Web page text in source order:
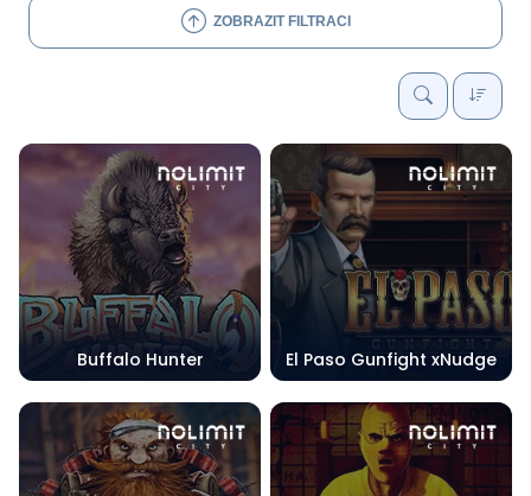
ZOBRAZIT FILTRACI
Buffalo Hunter El Paso Gunfight xNudge